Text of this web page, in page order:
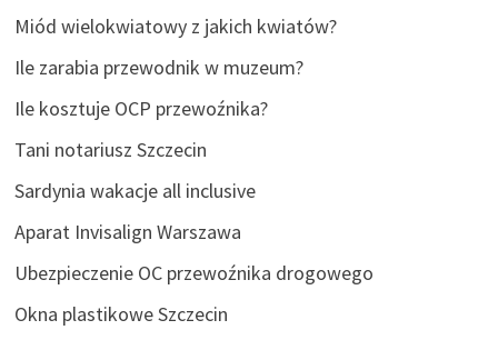
Miód wielokwiatowy z jakich kwiatów?
Ile zarabia przewodnik w muzeum?
Ile kosztuje OCP przewoźnika?
Tani notariusz Szczecin
Sardynia wakacje all inclusive
Aparat Invisalign Warszawa
Ubezpieczenie OC przewoźnika drogowego
Okna plastikowe Szczecin